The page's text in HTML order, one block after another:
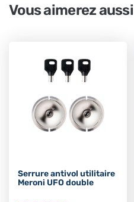
Vous aimerez aussi
Serrure antivol utilitaire
Meroni UFO double